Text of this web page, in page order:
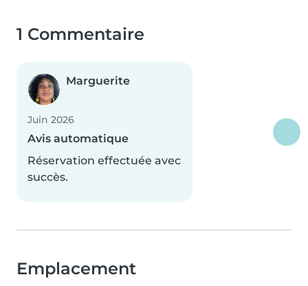
1 Commentaire
Marguerite
Juin 2026
Avis automatique
Réservation effectuée avec
succès.
Emplacement